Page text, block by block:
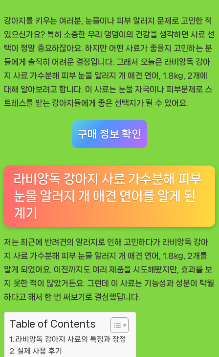
러
지
개
애
견
연
어”
정
리
강아지를 키우는 여러분, 눈물이나 피부 알러지 문제로 고민한 적
있으신가요? 특히 소중한 우리 댕댕이의 건강을 생각하면 사료 선
택이 정말 중요하잖아요. 하지만 어떤 사료가 좋을지 고민하는 분
들에게 솔직히 어려운 결정입니다. 그래서 오늘은 라비앙독 강아
지 사료 가수분해 피부 눈물 알러지 개 애견 연어, 1.8kg, 2개 에
대해 알아보려고 합니다. 이 사료는 눈물 자국이나 피부문제로 스
트레스를 받는 강아지들에게 좋은 선택지가 될 수 있어요.
구매 정보 확인
라비앙독 강아지 사료 가수분해 피부
눈물 알러지 개 애견 연어를 알게 된
계기
저는 최근에 반려견의 알러지로 인해 고민하다가 라비앙독 강아
지 사료 가수분해 피부 눈물 알러지 개 애견 연어, 1.8kg, 2개 를
알게 되었어요. 이전까지도 여러 제품을 시도해봤지만, 효과를 보
지 못한 적이 많았거든요. 그런데 이 사료는 기능성과 성분이 탁월
하다고 해서 한 번 써보기로 결심했답니다.
Table of Contents
라비앙독 강아지 사료의 특징과 장점
실제 사용 후기